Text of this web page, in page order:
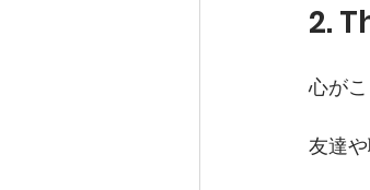
2.
心が
友達